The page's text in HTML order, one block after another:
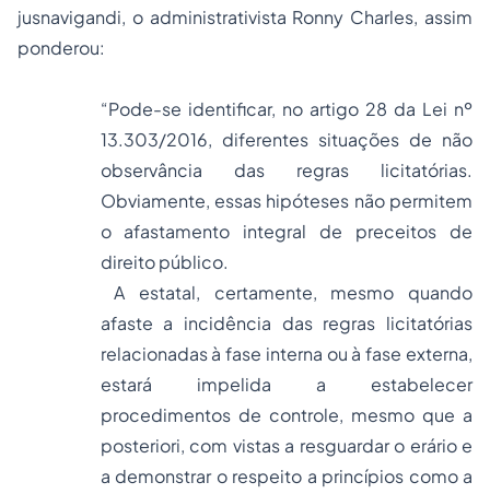
jusnavigandi, o administrativista Ronny Charles, assim
ponderou:
“Pode-se identificar, no artigo 28 da Lei nº
13.303/2016, diferentes situações de não
observância das regras licitatórias.
Obviamente, essas hipóteses não permitem
o afastamento integral de preceitos de
direito público.
A estatal, certamente, mesmo quando
afaste a incidência das regras licitatórias
relacionadas à fase interna ou à fase externa,
estará impelida a estabelecer
procedimentos de controle, mesmo que a
posteriori, com vistas a resguardar o erário e
a demonstrar o respeito a princípios como a